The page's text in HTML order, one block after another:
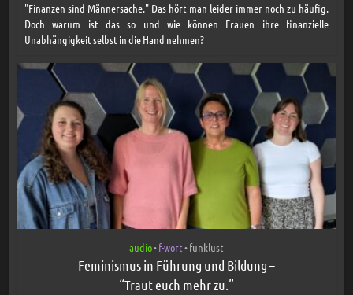
"Finanzen sind Männersache." Das hört man leider immer noch zu häufig.
Doch warum ist das so und wie können Frauen ihre finanzielle
Unabhängigkeit selbst in die Hand nehmen?
audio•f-wort•funklust
Feminismus in Führung und Bildung –
“Traut euch mehr zu.”